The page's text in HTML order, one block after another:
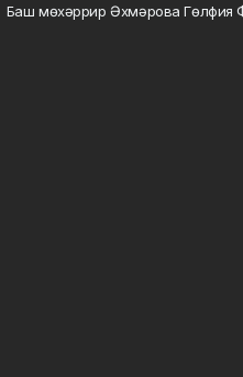
Баш мөхәррир Әхмәрова Гөлфия